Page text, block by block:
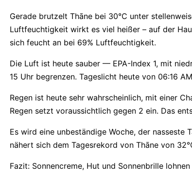
Gerade brutzelt Thāne bei 30°C unter
Luftfeuchtigkeit wirkt es viel heißer – auf der
sich feucht an bei 69% Luftfeuchtigkeit.
Die Luft ist heute sauber — EPA-Index 1, mit
15 Uhr begrenzen. Tageslicht heute von 06:16
Regen ist heute sehr wahrscheinlich, mit einer
Regen setzt voraussichtlich gegen 2 ein. Das
Es wird eine unbeständige Woche, der
nähert sich dem Tagesrekord von Thāne von
Fazit: Sonnencreme, Hut und Sonnenbrille